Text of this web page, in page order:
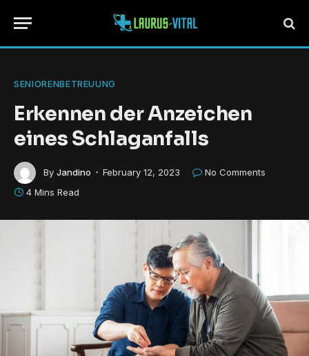
SENIORENBETREUUNG
Erkennen der Anzeichen
eines Schlaganfalls
By Jandino February 12, 2023
No Comments
4 Mins Read